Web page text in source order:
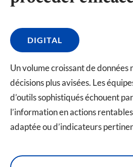
DIGITAL
Un volume croissant de données
décisions plus avisées. Les
d’outils sophistiqués échouent
l’information en actions
adaptée ou d’indicateurs